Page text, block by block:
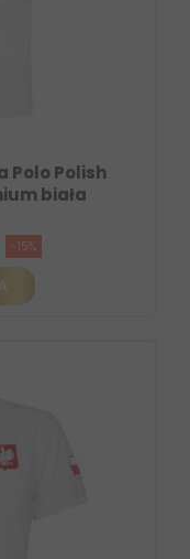
Polo Polish
biała
-15%